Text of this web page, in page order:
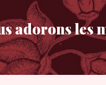
adorons les